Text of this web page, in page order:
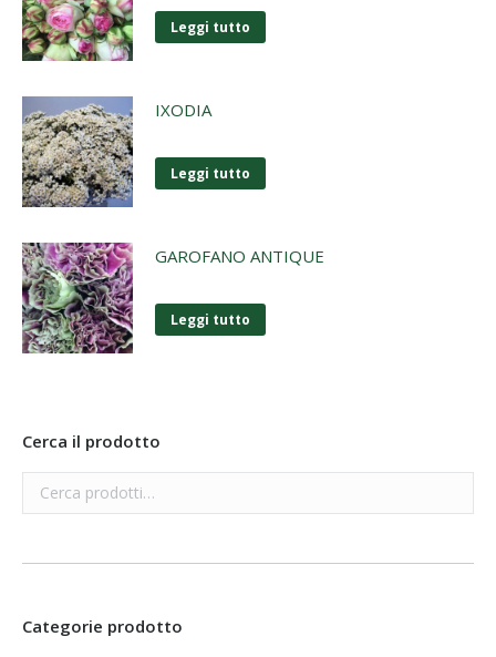
Leggi tutto
IXODIA
Leggi tutto
GAROFANO ANTIQUE
Leggi tutto
Cerca il prodotto
Categorie prodotto